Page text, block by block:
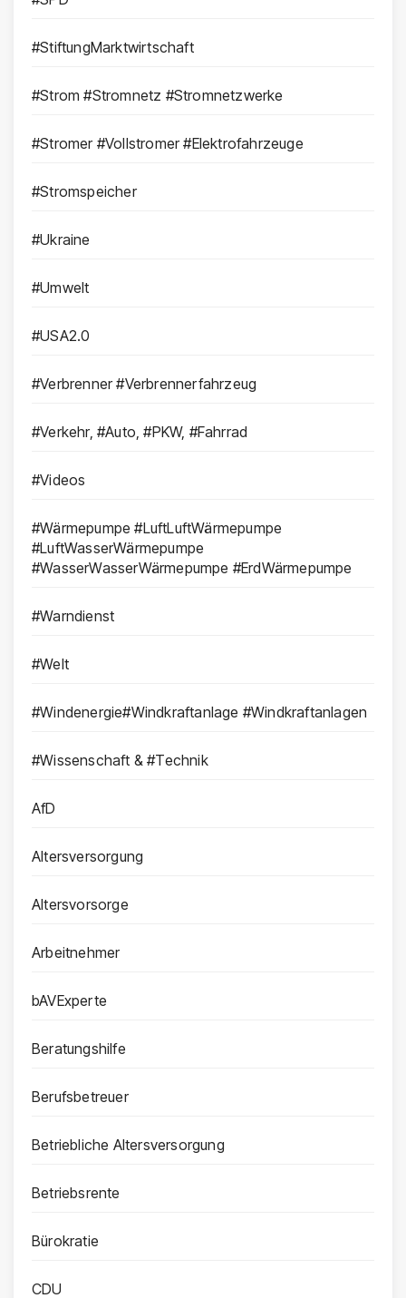
#StiftungMarktwirtschaft
#Strom #Stromnetz #Stromnetzwerke
#Stromer #Vollstromer #Elektrofahrzeuge
#Stromspeicher
#Ukraine
#Umwelt
#USA2.0
#Verbrenner #Verbrennerfahrzeug
#Verkehr, #Auto, #PKW, #Fahrrad
#Videos
#Wärmepumpe #LuftLuftWärmepumpe
#LuftWasserWärmepumpe
#WasserWasserWärmepumpe #ErdWärmepumpe
#Warndienst
#Welt
#Windenergie#Windkraftanlage #Windkraftanlagen
#Wissenschaft & #Technik
AfD
Altersversorgung
Altersvorsorge
Arbeitnehmer
bAVExperte
Beratungshilfe
Berufsbetreuer
Betriebliche Altersversorgung
Betriebsrente
Bürokratie
CDU